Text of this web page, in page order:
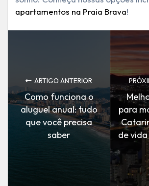
apartamentos na Praia Brava!
ARTIGO ANTERIOR
Como funciona o
aluguel anual: tudo
que você precisa
saber
para
de